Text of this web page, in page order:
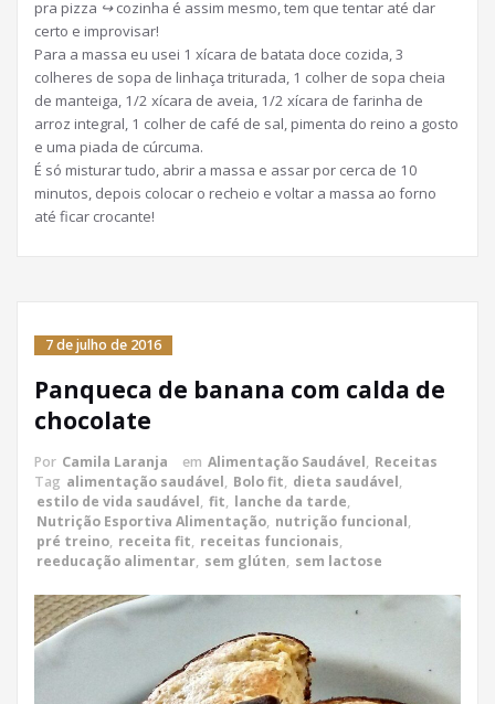
pra pizza ↪cozinha é assim mesmo, tem que tentar até dar
certo e improvisar!
Para a massa eu usei 1 xícara de batata doce cozida, 3
colheres de sopa de linhaça triturada, 1 colher de sopa cheia
de manteiga, 1/2 xícara de aveia, 1/2 xícara de farinha de
arroz integral, 1 colher de café de sal, pimenta do reino a gosto
e uma piada de cúrcuma.
É só misturar tudo, abrir a massa e assar por cerca de 10
minutos, depois colocar o recheio e voltar a massa ao forno
até ficar crocante!
7 de julho de 2016
Panqueca de banana com calda de
chocolate
Por Camila Laranja em Alimentação Saudável, Receitas
Tag alimentação saudável, Bolo fit, dieta saudável,
estilo de vida saudável, fit, lanche da tarde,
Nutrição Esportiva Alimentação, nutrição funcional,
pré treino, receita fit, receitas funcionais,
reeducação alimentar, sem glúten, sem lactose